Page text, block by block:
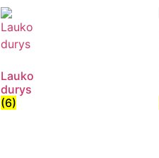
Lauko
durys
(6)